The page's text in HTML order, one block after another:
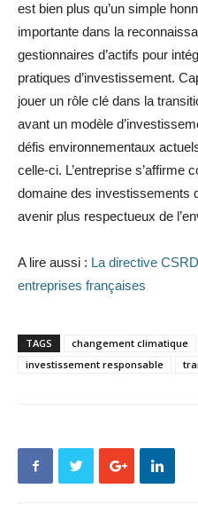
est bien plus qu’un simple
importante dans la
gestionnaires d’actifs pour
pratiques d’investissement.
jouer un rôle clé dans la
avant un modèle
défis environnementaux
celle-ci. L’entreprise s’affirme
domaine des investissements
avenir plus respectueux de
A lire aussi : La directive
entreprises françaises
TAGS changement climatique
investissement responsable